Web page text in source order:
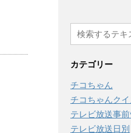
カテゴリー
チコちゃん
チコちゃんク
テレビ放送事
テレビ放送日別